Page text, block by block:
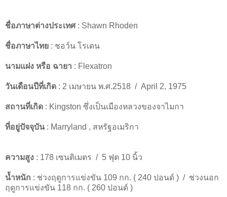
ชื่อภาษาต่างประเทศ: Shawn Rhoden
ชื่อภาษาไทย : ชอว์น โรเดน
นามแฝง หรือ ฉายา : Flexatron
วันเดือนปีที่เกิด : 2 เมษายน พ.ศ.2518 / April 2, 1975
สถานที่เกิด : Kingston ซึ่งเป็นเมืองหลวงของจาไมกา
ที่อยู่ปัจจุบัน : Marryland , สหรัฐอเมริกา
ความสูง : 178 เซนติเมตร / 5 ฟุต 10 นิ้ว
น้ำหนัก : ช่วงฤดูการแข่งขัน 109 กก. ( 240 ปอนด์ ) / ช่วงนอก
ฤดูการแข่งขัน 118 กก. ( 260 ปอนด์ )